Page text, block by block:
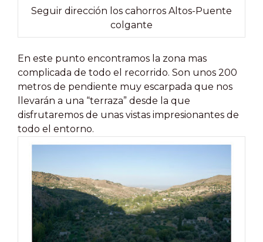
Seguir dirección los cahorros Altos-Puente
colgante
En este punto encontramos la zona mas
complicada de todo el recorrido. Son unos 200
metros de pendiente muy escarpada que nos
llevarán a una “terraza” desde la que
disfrutaremos de unas vistas impresionantes de
todo el entorno.